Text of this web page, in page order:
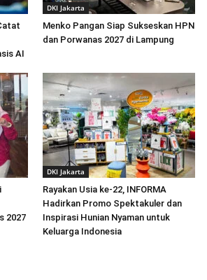
AI
DKI Jakarta
Menko Pangan Siap Sukseskan HPN
dan Porwanas 2027 di Lampung
2027
DKI Jakarta
Rayakan Usia ke-22, INFORMA
Hadirkan Promo Spektakuler dan
Inspirasi Hunian Nyaman untuk
Keluarga Indonesia